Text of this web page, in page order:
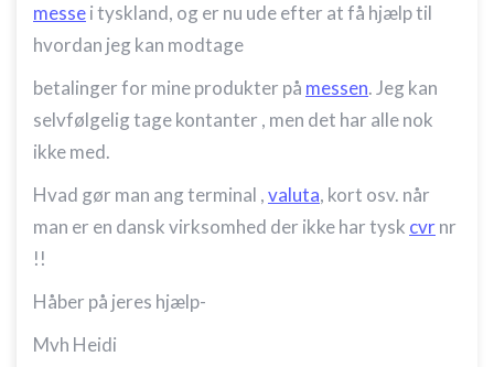
messei tyskland, og er nu ude efter at få hjælp til
hvordan jeg kan modtage
betalinger for mine produkter på messen. Jeg kan
selvfølgelig tage kontanter , men det har alle nok
ikke med.
Hvad gør man ang terminal ,valuta, kort osv. når
man er en dansk virksomhed der ikke har tysk cvrnr
!!
Håber på jeres hjælp-
Mvh Heidi